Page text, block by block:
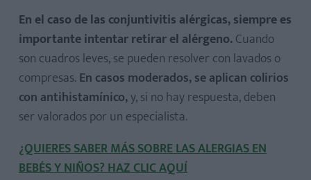
En el caso de las conjuntivitis alérgicas, siempre es
importante intentar retirar el alérgeno.Cuando
son cuadros leves, se pueden resolver con lavados o
compresas. En casos moderados, se aplican colirios
con antihistamínico,y, si no hay respuesta, deben
ser valorados por un especialista.
¿QUIERES SABER MÁS SOBRE LAS ALERGIAS EN
BEBÉS Y NIÑOS? HAZ CLIC AQUÍ